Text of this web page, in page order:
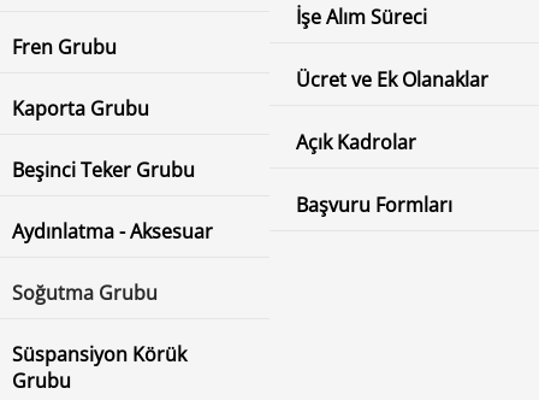
Fren Grubu
Kaporta Grubu
Beşinci Teker Grubu
Aydınlatma - Aksesuar
Soğutma Grubu
Süspansiyon Körük
Grubu
İşe Alım Süreci
Ücret ve Ek Olanaklar
Açık Kadrolar
Başvuru Formları